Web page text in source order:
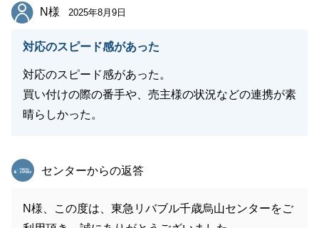
N様
N様 2025年8月9日
対応のスピード感があった
対応のスピード感があった。
買い付けの際の番手や、売主様の状況などの連携が素
晴らしかった。
東急リバブル
センターからの返答
N様、この度は、東急リバブル千歳烏山センターをご